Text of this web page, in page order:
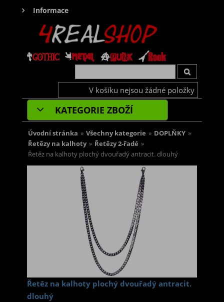
Informace
V košíku nejsou žádné položky
KATEGORIE ZBOŽÍ
Úvodní stránka » Všechny kategorie » DOPLŇKY »
Řetězy na kalhoty » Řetězy 2-řadé »
Řetěz na kalhoty plochý dvouřadý antracit. dlouhý
Řetěz na kalhoty plochý dvouřadý antracit.
dlouhý